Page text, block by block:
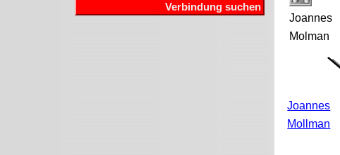
Verbindung suchen
Joannes
Molman
Joannes
Mollman